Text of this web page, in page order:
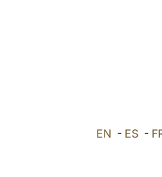
EN - ES-